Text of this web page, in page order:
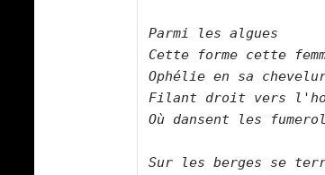
Parmi les algues
Cette forme cette
Ophélie en sa
Filant droit vers
Où dansent les
Sur les berges se